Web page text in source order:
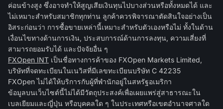
ค่อนข้างสูง ซึ่งอาจทำให้สูญเสียเงินทุนไปบางส่วนหรือทั้งหมดได้ และ
ไม่เหมาะสำหรับสมาชิกทุกท่าน ลูกค้าควรพิจารณาตัดสินใจอย่างเป็น
อิสระก่อนว่า การซื้อขายเหล่านี้เหมาะสำหรับตัวเองหรือไม่ ทั้งในด้าน
เงื่อนไขทางด้านการเงิน, ประสบการณ์ด้านการลงทุน, ความเสี่ยงที่
สามารถยอมรับได้ และปัจจัยอื่น ๆ
FXOpen INT เป็นชื่อทางการค้าของ FXOpen Markets Limited,
บริษัทที่จดทะเบียนในเนวิสที่มีเลขทะเบียนบริษัท C 42235
FXOpen ไม่ได้ให้บริการกับผู้ที่พำนักอยู่ในสหรัฐอเมริกา
ข้อมูลบนเว็บไซต์นี้ไม่ได้มีวัตถุประสงค์เพื่อเผยแพร่สู่สาธารณะใน
เบลเยียมและญี่ปุ่น หรือบุคคลใด ๆ ในประเทศหรือเขตอำนาจศาลใด